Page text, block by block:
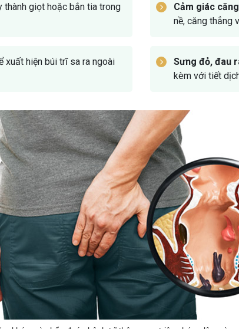
thành giọt hoặc bắn tia trong
Cảm giác
nề, căng thẳng
xuất hiện búi trĩ sa ra ngoài
Sưng đỏ, đau
kèm với tiết